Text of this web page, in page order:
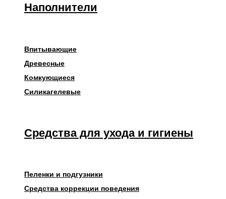
Наполнители
Впитывающие
Древесные
Комкующиеся
Силикагелевые
Средства для ухода и гигиены
Пеленки и подгузники
Средства коррекции поведения